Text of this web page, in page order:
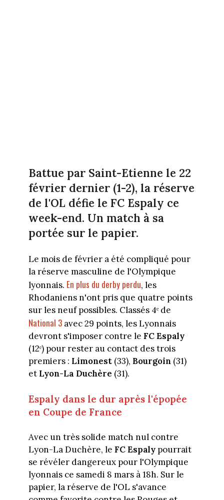
Battue par Saint-Etienne le 22
février dernier (1-2), la réserve
de l'OL défie le FC Espaly ce
week-end. Un match à sa
portée sur le papier.
Le mois de février a été compliqué pour
la réserve masculine de l'Olympique
lyonnais. En plus du derby perdu, les
Rhodaniens n'ont pris que quatre points
sur les neuf possibles. Classés 4ᵉ de
National 3avec 29 points, les Lyonnais
devront s'imposer contre le FC Espaly
(12ᵉ) pour rester au contact des trois
premiers : Limonest(33), Bourgoin(31)
et Lyon-La Duchère (31).
Espaly dans le dur après l'épopée
en Coupe de France
Avec un très solide match nul contre
Lyon-La Duchère, le FC Espalypourrait
se révéler dangereux pour l'Olympique
lyonnais ce samedi 8 mars à 18h. Sur le
papier, la réserve de l'OL s'avance